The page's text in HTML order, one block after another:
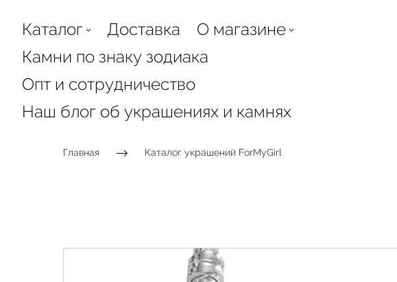
Каталог Доставка
О магазине
Камни по знаку зодиака
Опт и сотрудничество
Наш блог об украшениях и камнях
Главная Каталог украшений ForMyGirl